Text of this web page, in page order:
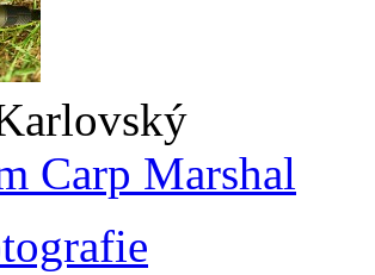
Carp Marshal